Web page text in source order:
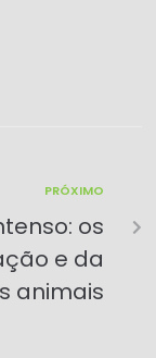
PRÓXIMO
os
e da
animais